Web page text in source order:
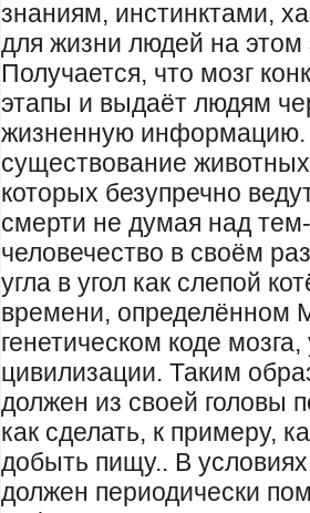
знаниям, инстинктами,
для жизни людей на этом
Получается, что мозг
этапы и выдаёт людям
жизненную информацию.
существование
которых безупречно
смерти не думая над
человечество в своём
угла в угол как слепой
времени, определённом
генетическом коде
цивилизации. Таким
должен из своей головы
как сделать, к примеру,
добыть пищу.. В
должен периодически